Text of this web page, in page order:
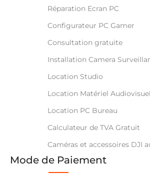
Réparation Ecran PC
Configurateur PC Gamer
Consultation gratuite
Installation Camera
Location Studio
Location Matériel Audiovisuel
Location PC Bureau
Calculateur de TVA Gratuit
Caméras et accessoires DJI
Mode de Paiement